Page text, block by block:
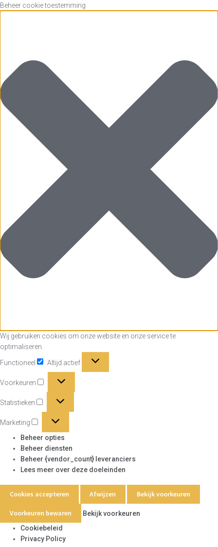
Beheer cookie toestemming
Wij gebruiken cookies om onze website en onze service te
optimaliseren.
Functioneel Altijd actief
Voorkeuren
Statistieken
Marketing
Marketing
Beheer opties
Beheer diensten
Beheer {vendor_count} leveranciers
Lees meer over deze doeleinden
Cookies accepteren Afwijzen Bekijk voorkeuren
Voorkeuren bewaren
Bekijk voorkeuren
Cookiebeleid
Privacy Policy